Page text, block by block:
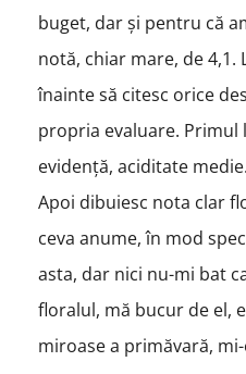
buget, dar și pentru că
notă, chiar mare, de 4,1.
înainte să citesc orice
propria evaluare. Primul
evidență, aciditate
Apoi dibuiesc nota clar
ceva anume, în mod
asta, dar nici nu-mi bat
floralul, mă bucur de el,
miroase a primăvară,